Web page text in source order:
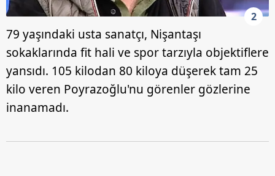
2
79 yaşındaki usta sanatçı, Nişantaşı
sokaklarında fit hali ve spor tarzıyla objektiflere
yansıdı. 105 kilodan 80 kiloya düşerek tam 25
kilo veren Poyrazoğlu'nu görenler gözlerine
inanamadı.